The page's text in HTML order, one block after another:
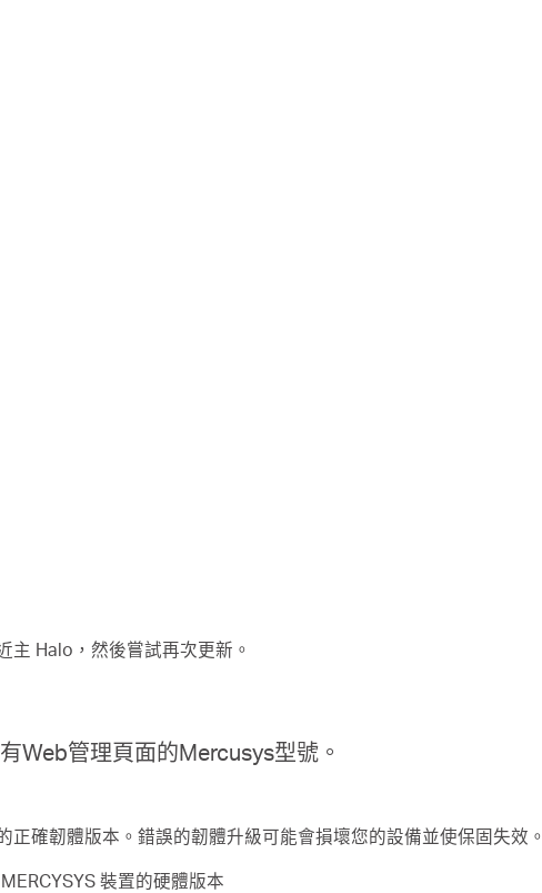
Halo，然後嘗試再次更新。
Web管理頁面的Mercusys型號。
確韌體版本。錯誤的韌體升級可能會損壞您的設備並使保固失效。
裝置的硬體版本